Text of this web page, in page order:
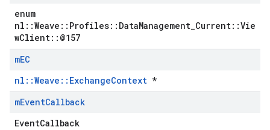
enum
nl::Weave::Profiles::DataManagement_Current::Vie
wClient::@157
mEC
nl::Weave::ExchangeContext *
mEventCallback
EventCallback